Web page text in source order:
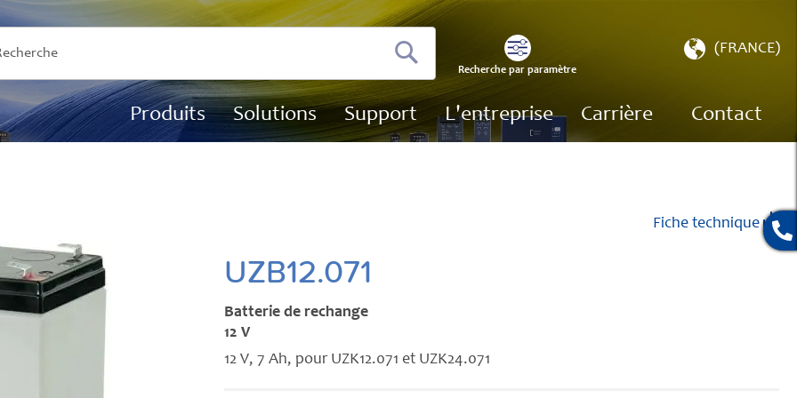
RechercheRecherche par paramètre
Choisir(FRANCE)
Produits Solutions Support L'entreprise Carrière Contact
UZB12.071
Batterie de rechange
12 V
12 V, 7 Ah, pour UZK12.071 et UZK24.071
Fiche technique